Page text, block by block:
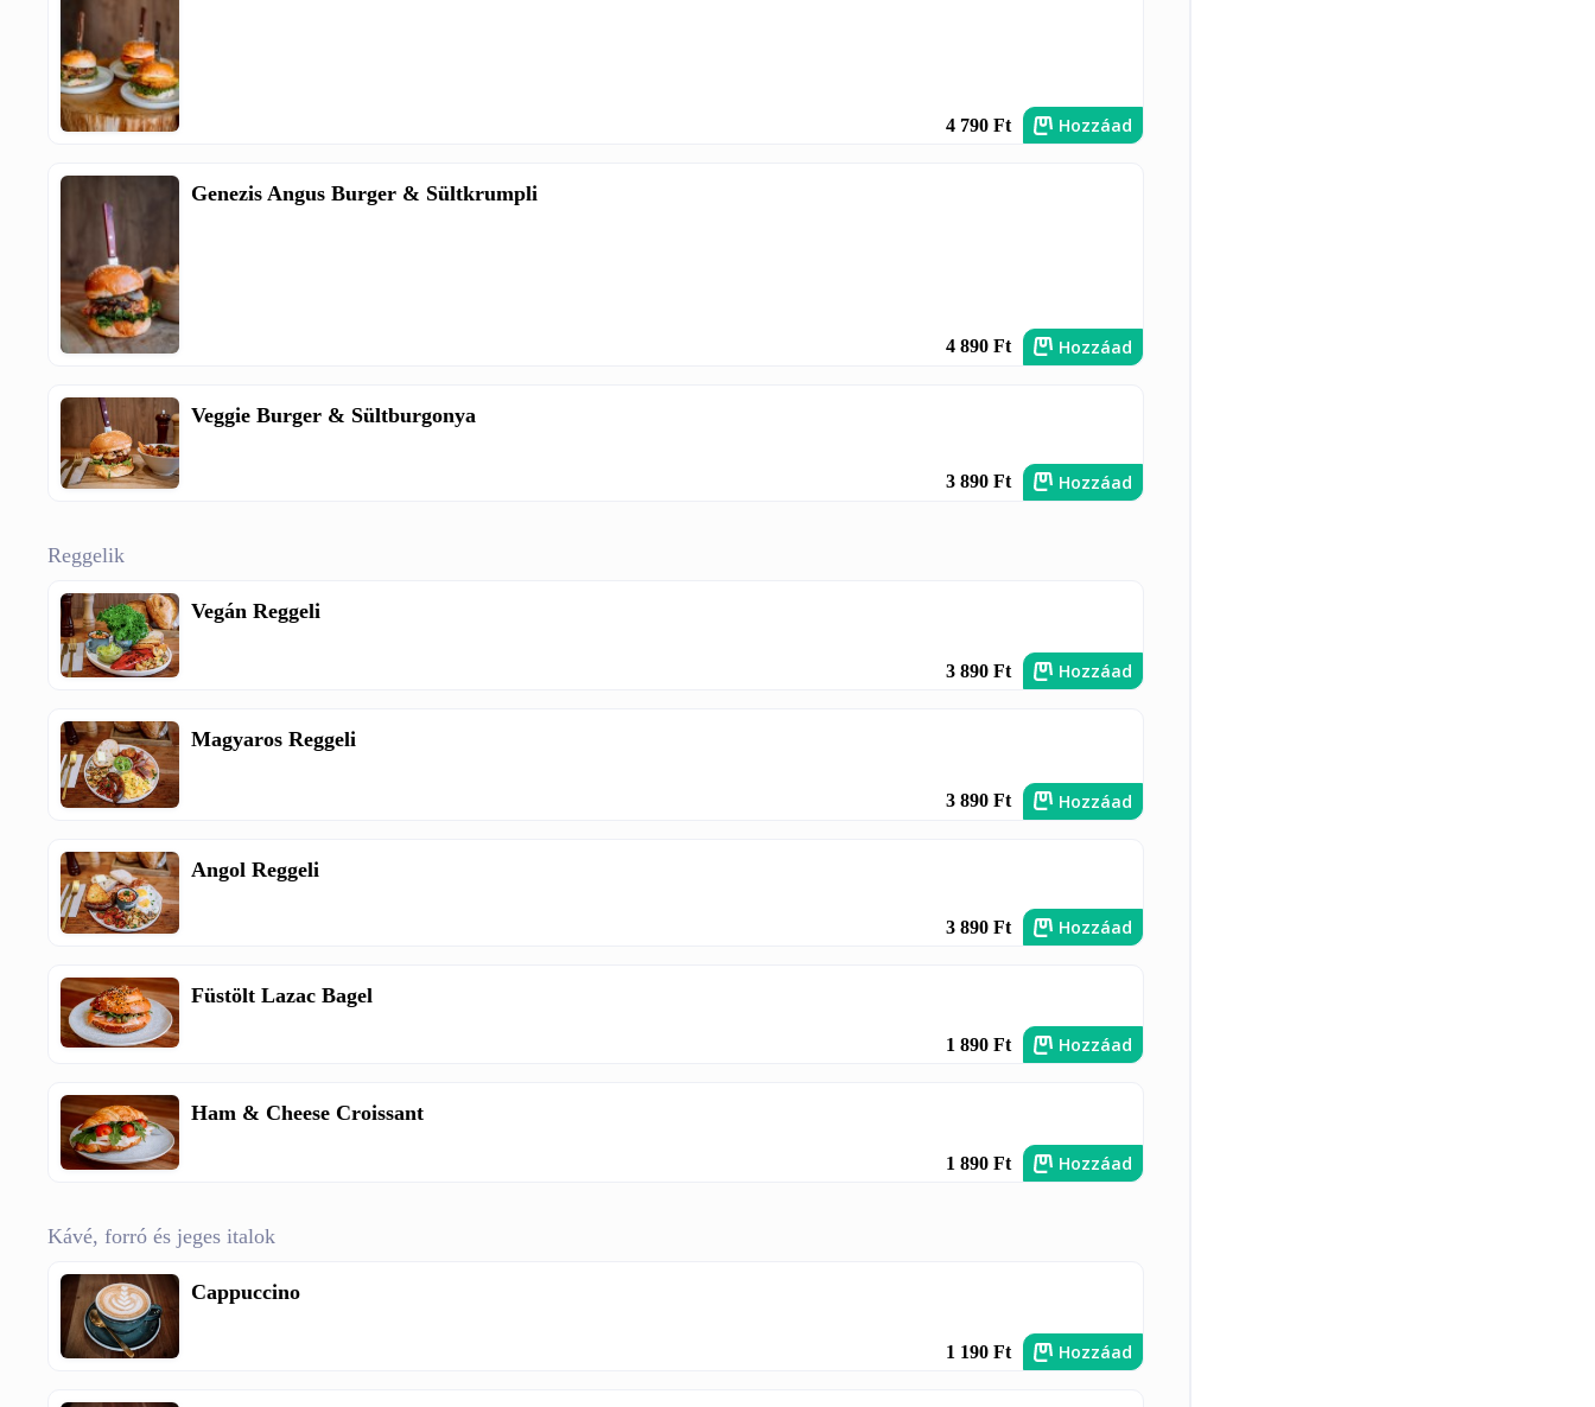
4 790 Ft Hozzáad
Genezis Angus Burger & Sültkrumpli
4 890 Ft Hozzáad
Veggie Burger & Sültburgonya
3 890 Ft Hozzáad
Reggelik
Vegán Reggeli
3 890 Ft Hozzáad
Magyaros Reggeli
3 890 Ft Hozzáad
Angol Reggeli
3 890 Ft Hozzáad
Füstölt Lazac Bagel
1 890 Ft Hozzáad
Ham & Cheese Croissant
1 890 Ft Hozzáad
Kávé, forró és jeges italok
Cappuccino
1 190 Ft Hozzáad